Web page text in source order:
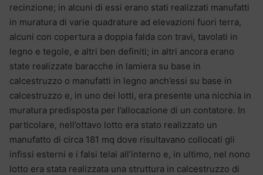
recinzione; in alcuni di essi erano stati realizzati manufatti
in muratura di varie quadrature ad elevazioni fuori terra,
alcuni con copertura a doppia falda con travi, tavolati in
legno e tegole, e altri ben definiti; in altri ancora erano
state realizzate baracche in lamiera su base in
calcestruzzo o manufatti in legno anch’essi su base in
calcestruzzo e, in uno dei lotti, era presente una nicchia in
muratura predisposta per l’allocazione di un contatore. In
particolare, nell’ottavo lotto era stato realizzato un
manufatto di circa 181 mq dove risultavano collocati gli
infissi esterni e i falsi telai all’interno e, in ultimo, nel nono
lotto era stata realizzata una struttura in calcestruzzo di